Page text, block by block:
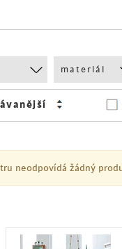
materiál
neodpovídá žádný